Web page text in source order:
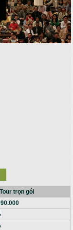
trọn gói